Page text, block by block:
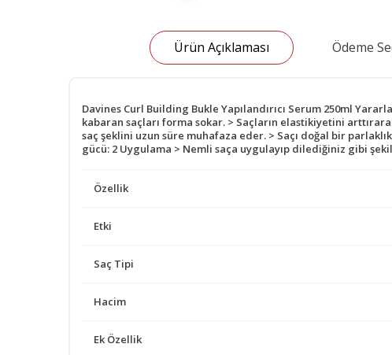
Ürün Açıklaması Ödeme
Davines Curl Building Bukle Yapılandırıcı Serum 250ml
kabaran saçları forma sokar. > Saçların elastikiyetini
saç şeklini uzun süre muhafaza eder. > Saçı doğal bir
gücü: 2 Uygulama > Nemli saça uygulayıp dilediğiniz gibi
Özellik
Etki
Saç Tipi
Hacim
Ek Özellik